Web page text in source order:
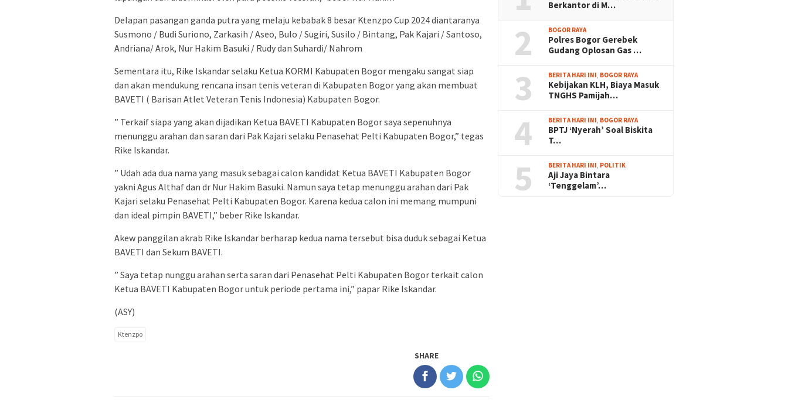
Delapan pasangan ganda putra yang melaju kebabak 8 besar Ktenzpo Cup 2024 diantaranya
Susmono / Budi Suriono, Zarkasih / Aseo, Bulo / Sugiri, Susilo / Bintang, Pak Kajari / Santoso,
Andriana/ Arok, Nur Hakim Basuki / Rudy dan Suhardi/ Nahrom
Sementara itu, Rike Iskandar selaku Ketua KORMI Kabupaten Bogor mengaku sangat siap
dan akan mendukung rencana insan tenis veteran di Kabupaten Bogor yang akan membuat
BAVETI ( Barisan Atlet Veteran Tenis Indonesia) Kabupaten Bogor.
” Terkaif siapa yang akan dijadikan Ketua BAVETI Kabupaten Bogor saya sepenuhnya
menunggu arahan dan saran dari Pak Kajari selaku Penasehat Pelti Kabupaten Bogor,” tegas
Rike Iskandar.
” Udah ada dua nama yang masuk sebagai calon kandidat Ketua BAVETI Kabupaten Bogor
yakni Agus Althaf dan dr Nur Hakim Basuki. Namun saya tetap menunggu arahan dari Pak
Kajari selaku Penasehat Pelti Kabupaten Bogor. Karena kedua calon ini memang mumpuni
dan ideal pimpin BAVETI,” beber Rike Iskandar.
Akew panggilan akrab Rike Iskandar berharap kedua nama tersebut bisa duduk sebagai Ketua
BAVETI dan Sekum BAVETI.
” Saya tetap nunggu arahan serta saran dari Penasehat Pelti Kabupaten Bogor terkait calon
Ketua BAVETI Kabupaten Bogor untuk periode pertama ini,” papar Rike Iskandar.
(ASY)
Ktenzpo
SHARE
Berkantor di M…
2 BOGOR RAYA
Polres Bogor Gerebek
Gudang Oplosan Gas …
3 BERITA HARI INI, BOGOR RAYA
Kebijakan KLH, Biaya Masuk
TNGHS Pamijah…
4 BERITA HARI INI, BOGOR RAYA
BPTJ ‘Nyerah’ Soal Biskita
T…
5 BERITA HARI INI, POLITIK
Aji Jaya Bintara
‘Tenggelam’…